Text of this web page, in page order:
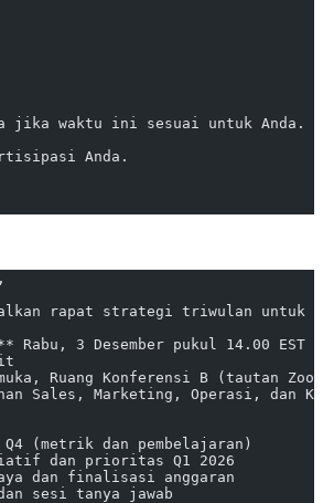
jika waktu ini sesuai untuk
Anda.
rapat strategi triwulan untuk
Rabu, 3 Desember pukul 14.00 EST
Ruang Konferensi B (tautan
Sales, Marketing, Operasi, dan
(metrik dan pembelajaran)
dan prioritas Q1 2026
dan finalisasi anggaran
sesi tanya jawab